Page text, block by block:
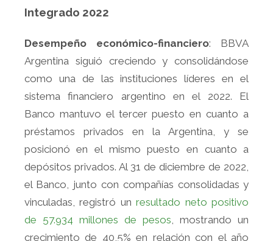
Integrado 2022
Desempeño económico-financiero: BBVA
Argentina siguió creciendo y consolidándose
como una de las instituciones líderes en el
sistema financiero argentino en el 2022. El
Banco mantuvo el tercer puesto en cuanto a
préstamos privados en la Argentina, y se
posicionó en el mismo puesto en cuanto a
depósitos privados. Al 31 de diciembre de 2022,
el Banco, junto con compañías consolidadas y
vinculadas, registró unresultado neto positivo
de 57.934 millones de pesos , mostrando un
crecimiento de 40,5% en relación con el año